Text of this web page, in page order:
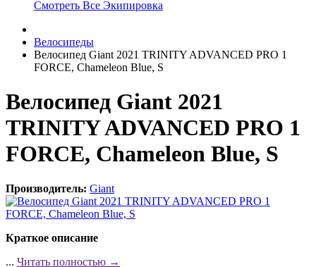
Смотреть Все Экипировка
Велосипеды
Велосипед Giant 2021 TRINITY ADVANCED PRO 1
FORCE, Chameleon Blue, S
Велосипед Giant 2021
TRINITY ADVANCED PRO 1
FORCE, Chameleon Blue, S
Производитель: Giant
Краткое описание
... Читать полностью →